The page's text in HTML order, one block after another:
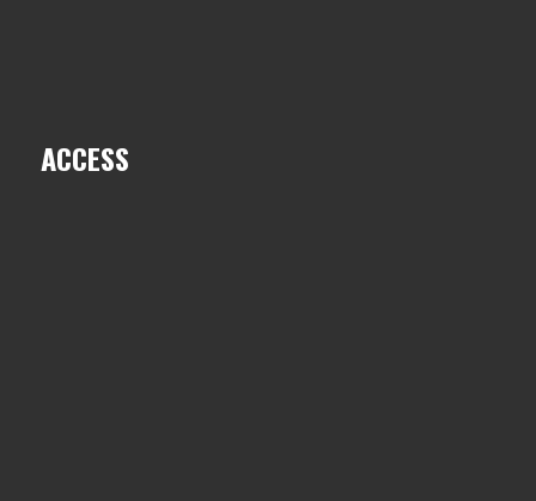
ACCESS